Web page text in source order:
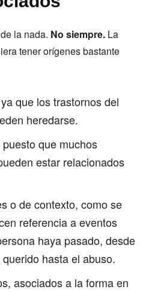
la nada. No siempre. La
tener orígenes bastante
que los trastornos del
heredarse.
que muchos
estar relacionados
o de contexto, como se
referencia a eventos
haya pasado, desde
hasta el abuso.
asociados a la forma en